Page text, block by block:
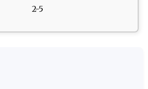
2-5